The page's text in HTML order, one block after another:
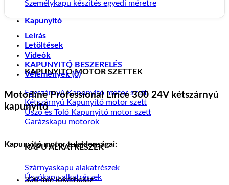
Személykapu készítés egyedi méretre
Kapunyitó
KAPUNYITÓ MOTOR SZETTEK
Egyszárnyú Kapunyitó motor szett
Kétszárnyú Kapunyitó motor szett
Úszó és Toló Kapunyitó motor szett
Garázskapu motorok
KAPU ALKATRÉSZEK
Szárnyaskapu alakatrészek
Úszókapu alkatrészek
Leírás
Letöltések
Videók
KAPUNYITÓ BESZERELÉS
Vélemények (0)
Motorline Professional Lince 300 24V kétszárnyú
kapunyitó
Kapunyitó motor tulajdonságai:
300 mm lökethossz